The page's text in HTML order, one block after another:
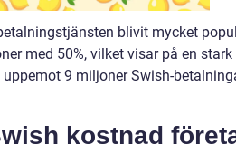
blivit mycket
med 50%, vilket visar på en
9 miljoner Swish-
kostnad